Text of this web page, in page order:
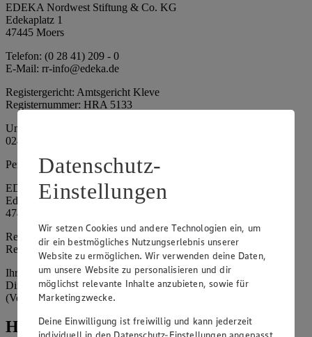
EDEKA Nordwest Stiftung & Co. KG
Edekaplatz 1
47445 Moers
Telefon: (0 28 41) 209 - 0
E-Mail: rr-info@edeka.de
Registergericht: Amtsgericht Kleve
Registernummer: HRA 5133
Umsatzsteuer-Identifikationsnummer gem. § 27a UStG: DE 335
024 695
Persönlich haftende Gesellschafterin:
EDEKA Nordwest Handelsstiftung e. K.
Edekaplatz 1
47445 Moers
Registergericht: Amtsgericht Kleve
Registernummer: HRA 5132
Ihrerseits vertreten durch: Frank Breuer (Vorstandsvorsitzender),
Dirk Neuhaus (Vorstandsvorsitzender), Peter Wagener
(Vorstandsvorsitzender)
Hinweise
Datenschutz-
Einstellungen
Wir setzen Cookies und andere Technologien ein, um
dir ein bestmögliches Nutzungserlebnis unserer
Website zu ermöglichen. Wir verwenden deine Daten,
um unsere Website zu personalisieren und dir
möglichst relevante Inhalte anzubieten, sowie für
Marketingzwecke.
Deine Einwilligung ist freiwillig und kann jederzeit